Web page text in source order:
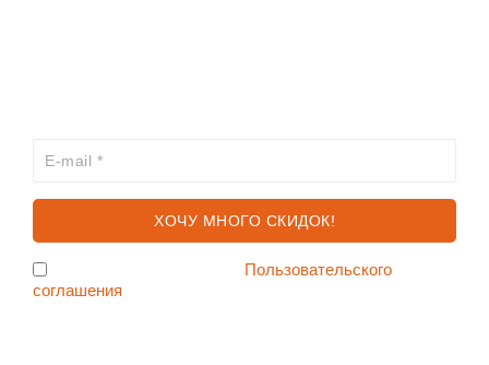
Пользовательского
соглашения